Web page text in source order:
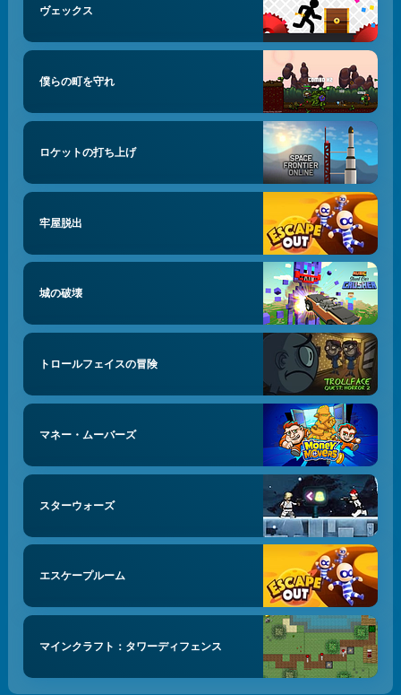
ヴェックス
僕らの町を守れ
ロケットの打ち上げ
牢屋脱出
城の破壊
トロールフェイスの冒険
マネー・ムーバーズ
スターウォーズ
エスケープルーム
マインクラフト：タワーディフェンス